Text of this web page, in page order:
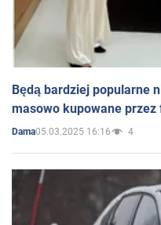
Będą bardziej popularne
masowo kupowane
Dama05.03.2025 16:16 4